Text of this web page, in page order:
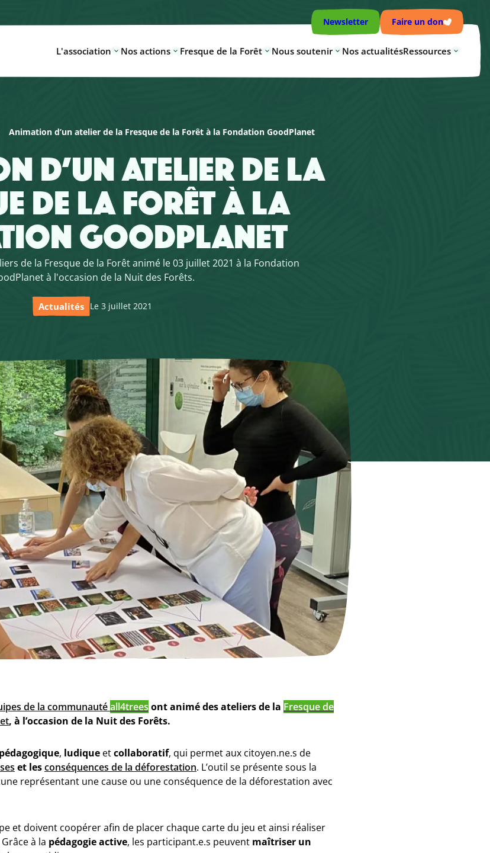
L'association Nos actions Fresque de la Forêt Nous soutenir Nos actualitésRessources
Newsletter Faire un don
Animation d’un atelier de la Fresque de la Forêt à la Fondation GoodPlanet
D’UN ATELIER DE LA
DE LA FORÊT À LA
GOODPLANET
de la Fresque de la Forêt animé le 03 juillet 2021 à la Fondation
à l'occasion de la Nuit des Forêts.
Actualités Le 3 juillet 2021
de la communautéall4trees ont animé des ateliers de la Fresque de
, à l’occasion de la Nuit des Forêts.
pédagogique, ludique etcollaboratif, qui permet aux citoyen.ne.s de
et lesconséquences de la déforestation. L’outil se présente sous la
représentant une cause ou une conséquence de la déforestation avec
et doivent coopérer afin de placer chaque carte du jeu et ainsi réaliser
à la pédagogie active, les participant.e.s peuvent maîtriser un